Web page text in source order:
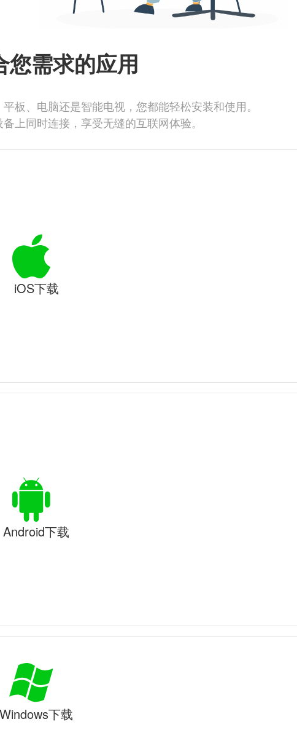
您需求的应用
板、电脑还是智能电视，您都能轻松安装和使用。
上同时连接，享受无缝的互联网体验。
iOS下载
Android下载
Windows下载